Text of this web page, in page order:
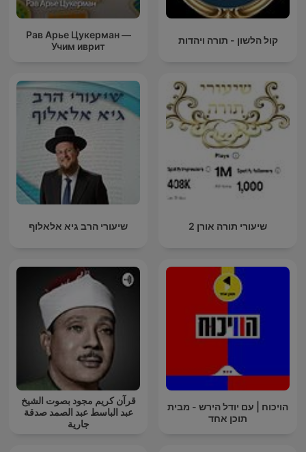
קול הלשון - תורה ויהדות
Рав Арье Цукерман —
Учим иврит
שיעורי תורה אורן 2 שיעורי הרב גיא אלאלוף
הויכוח | עם יודל הירש - מבית
תוכן אחד
قرآن كريم مجود بصوت الشيخ
عبد الباسط عبد الصمد صدقة
جارية